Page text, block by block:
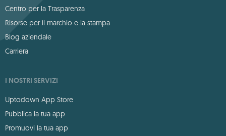
Centro per la Trasparenza
Risorse per il marchio e la stampa
Blog aziendale
Carriera
I NOSTRI SERVIZI
Uptodown App Store
Pubblica la tua app
Promuovi la tua app